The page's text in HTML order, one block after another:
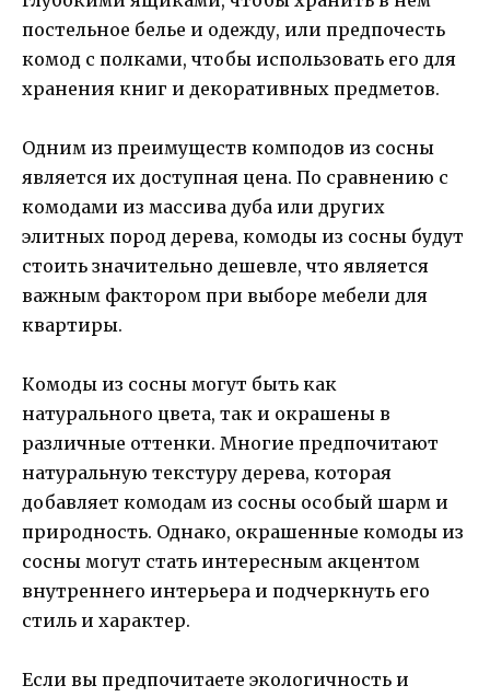
постельное белье и одежду, или предпочесть
комод с полками, чтобы использовать его для
хранения книг и декоративных предметов.
Одним из преимуществ комподов из сосны
является их доступная цена. По сравнению с
комодами из массива дуба или других
элитных пород дерева, комоды из сосны будут
стоить значительно дешевле, что является
важным фактором при выборе мебели для
квартиры.
Комоды из сосны могут быть как
натурального цвета, так и окрашены в
различные оттенки. Многие предпочитают
натуральную текстуру дерева, которая
добавляет комодам из сосны особый шарм и
природность. Однако, окрашенные комоды из
сосны могут стать интересным акцентом
внутреннего интерьера и подчеркнуть его
стиль и характер.
Если вы предпочитаете экологичность и